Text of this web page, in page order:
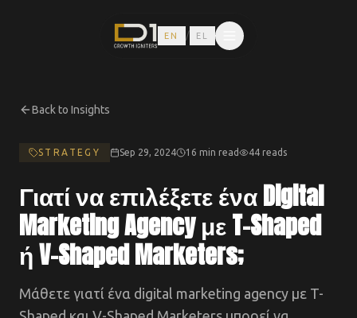
EN / EL
Back to Insights
STRATEGY Sep 29, 2024 16 min read 44 reads
Γιατί να επιλέξετε ένα Digital
Marketing Agency με T-Shaped
ή V-Shaped Marketers;
Μάθετε γιατί ένα digital marketing agency με T-